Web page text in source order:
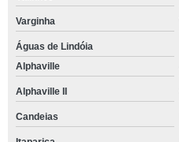
Varginha
Águas de Lindóia
Alphaville
Alphaville II
Candeias